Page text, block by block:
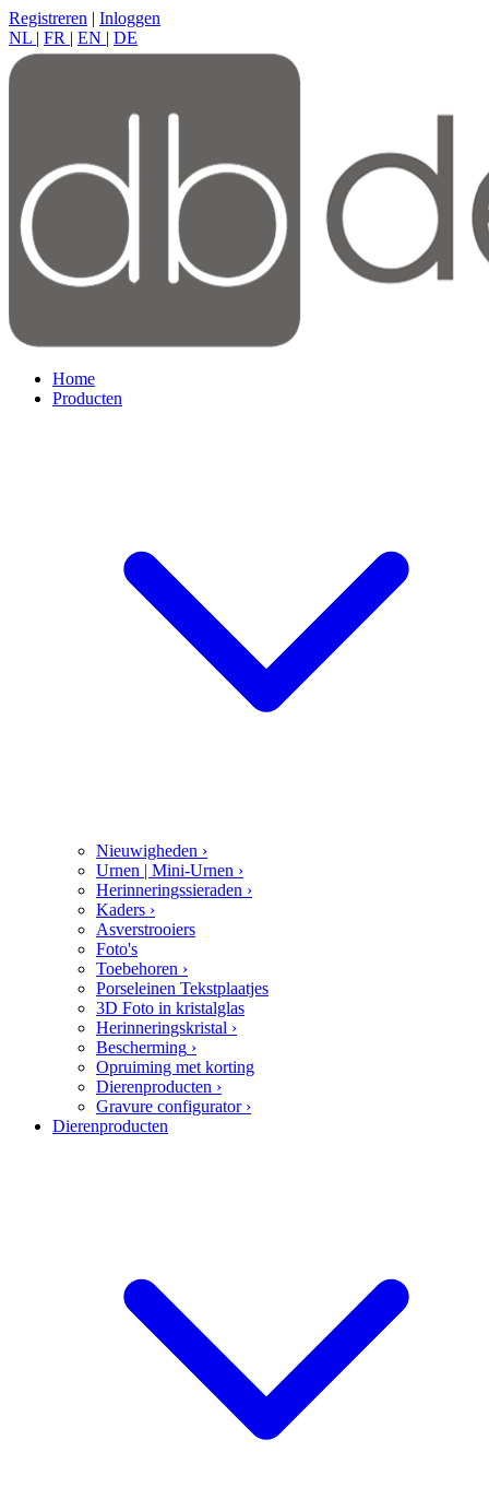
Registreren | Inloggen
NL | FR | EN | DE
Home
Producten
Nieuwigheden ›
Urnen | Mini-Urnen ›
Herinneringssieraden ›
Kaders ›
Asverstrooiers
Foto's
Toebehoren ›
Porseleinen Tekstplaatjes
3D Foto in kristalglas
Herinneringskristal ›
Bescherming ›
Opruiming met korting
Dierenproducten ›
Gravure configurator ›
Dierenproducten